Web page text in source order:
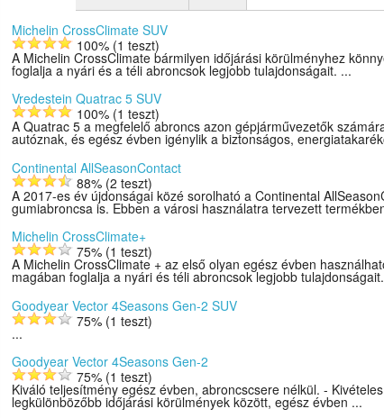
Michelin CrossClimate SUV
100% (1 teszt)
A Michelin CrossClimate bármilyen időjárási körülményhez
foglalja a nyári és a téli abroncsok legjobb tulajdonságait. ...
Vredestein Quatrac 5 SUV
100% (1 teszt)
A Quatrac 5 a megfelelő abroncs azon gépjárművezetők
autóznak, és egész évben igénylik a biztonságos,
Continental AllSeasonContact
88% (2 teszt)
A 2017-es év újdonságai közé sorolható a Continental
gumiabroncsa is. Ebben a városi használatra tervezett
Michelin CrossClimate+
75% (1 teszt)
A Michelin CrossClimate + az első olyan egész évben
magában foglalja a nyári és téli abroncsok legjobb
Goodyear Vector 4Seasons Gen-2 SUV
75% (1 teszt)
...
Goodyear Vector 4Seasons Gen-2
75% (1 teszt)
Kiváló teljesítmény egész évben, abroncscsere nélkül. -
legkülönbözőbb időjárási körülmények között, egész évben ...